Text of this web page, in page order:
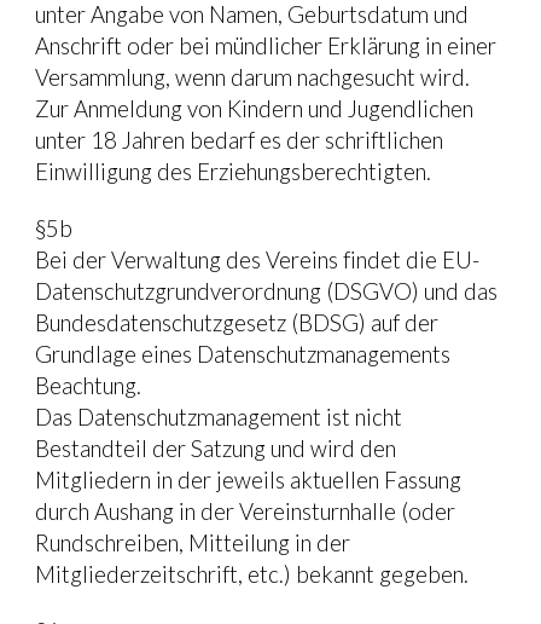
unter Angabe von Namen, Geburtsdatum und
Anschrift oder bei mündlicher Erklärung in einer
Versammlung, wenn darum nachgesucht wird.
Zur Anmeldung von Kindern und Jugendlichen
unter 18 Jahren bedarf es der schriftlichen
Einwilligung des Erziehungsberechtigten.
§5b
Bei der Verwaltung des Vereins findet die EU-
Datenschutzgrundverordnung (DSGVO) und das
Bundesdatenschutzgesetz (BDSG) auf der
Grundlage eines Datenschutzmanagements
Beachtung.
Das Datenschutzmanagement ist nicht
Bestandteil der Satzung und wird den
Mitgliedern in der jeweils aktuellen Fassung
durch Aushang in der Vereinsturnhalle (oder
Rundschreiben, Mitteilung in der
Mitgliederzeitschrift, etc.) bekannt gegeben.